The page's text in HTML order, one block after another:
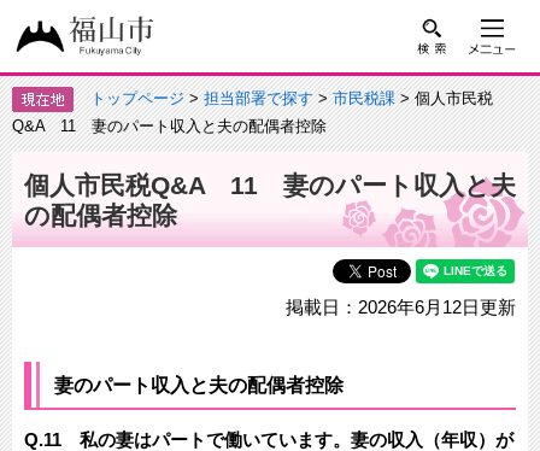
トップページ>担当部署で探す>市民税課> 個人市民税
Q&A 11 妻のパート収入と夫の配偶者控除
個人市民税Q&A 11 妻のパート収入と夫
の配偶者控除
掲載日：2026年6月12日更新
妻のパート収入と夫の配偶者控除
​Q.11 私の妻はパートで働いています。妻の収入（年収）が